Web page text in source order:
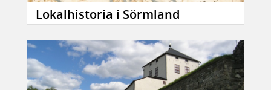
Lokalhistoria i Sörmland